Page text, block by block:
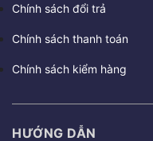
Chính sách đổi trả
Chính sách thanh toán
Chính sách kiểm hàng
HƯỚNG DẪN